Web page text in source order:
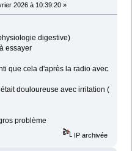
2026 à 10:39:20 »
digestive)
essayer
que cela d'après la radio avec
douloureuse avec irritation (
problème
IP archivée